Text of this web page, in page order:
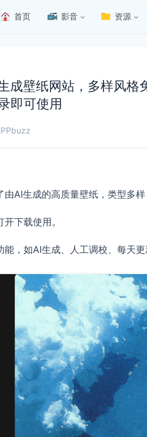
首页 影音 资源
成壁纸网站，多样风格
即可使用
PPbuzz
AI生成的高质量壁纸，类型多
下载使用。
，如AI生成、人工调校、每天